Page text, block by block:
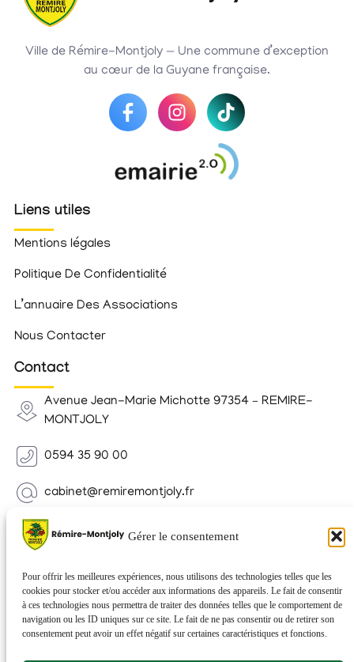
Gérer le consentement
Pour offrir les meilleures expériences, nous utilisons des technologies telles que les
cookies pour stocker et/ou accéder aux informations des appareils. Le fait de consentir
à ces technologies nous permettra de traiter des données telles que le comportement de
navigation ou les ID uniques sur ce site. Le fait de ne pas consentir ou de retirer son
consentement peut avoir un effet négatif sur certaines caractéristiques et fonctions.
Ville de Rémire-Montjoly — Une commune d’exception
au cœur de la Guyane française.
Liens utiles
Mentions légales
Politique De Confidentialité
L’annuaire Des Associations
Nous Contacter
Contact
Avenue Jean-Marie Michotte 97354 – REMIRE-
MONTJOLY
0594 35 90 00
cabinet@remiremontjoly.fr
Newsletter
nouvelles de votre commune.